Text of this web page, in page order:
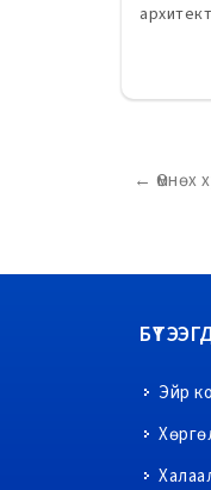
← Өмнөх
Эйр